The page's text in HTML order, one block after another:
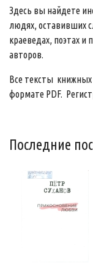
Здесь вы найдете
людях, оставивших
краеведах, поэтах и
авторов.
Все тексты книжных
формате PDF.
Последние